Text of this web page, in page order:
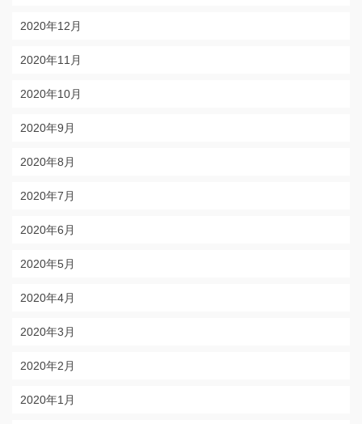
2020年12月
2020年11月
2020年10月
2020年9月
2020年8月
2020年7月
2020年6月
2020年5月
2020年4月
2020年3月
2020年2月
2020年1月